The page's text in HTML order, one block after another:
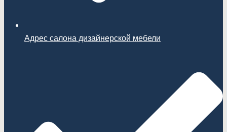
Адрес салона дизайнерской мебели